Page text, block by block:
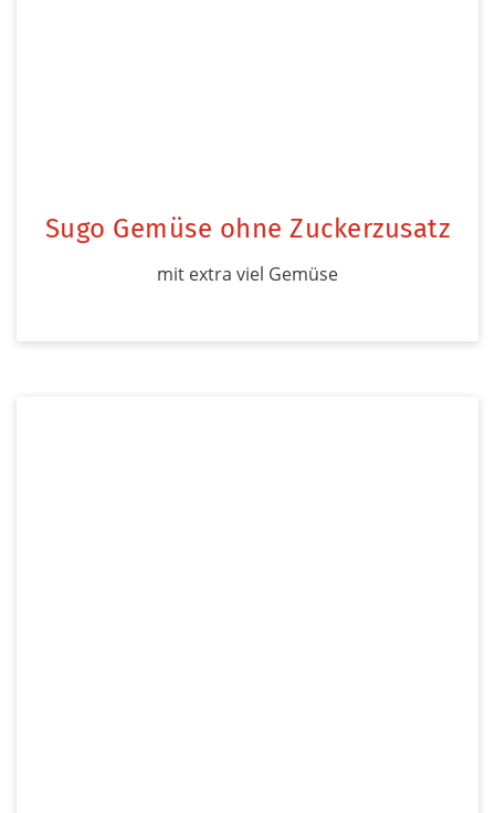
Sugo Gemüse ohne Zuckerzusatz
mit extra viel Gemüse